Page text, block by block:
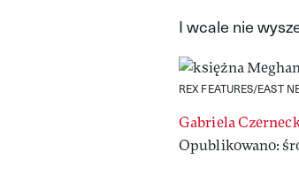
I wcale nie
REX FEATURES/EAST
Gabriela
Opublikowano: